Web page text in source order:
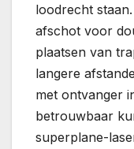
loodrecht
afschot voor
plaatsen van
langere
met ontvanger
betrouwbaar
superplane-